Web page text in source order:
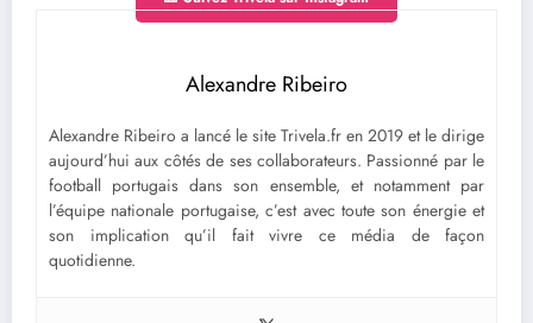
Alexandre Ribeiro
Alexandre Ribeiro a lancé le site Trivela.fr en 2019 et le dirige
aujourd’hui aux côtés de ses collaborateurs. Passionné par le
football portugais dans son ensemble, et notamment par
l’équipe nationale portugaise, c’est avec toute son énergie et
son implication qu’il fait vivre ce média de façon
quotidienne.